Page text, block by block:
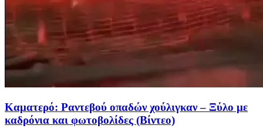
Καματερό: Ραντεβού οπαδών χούλιγκαν – Ξύλο με
καδρόνια και φωτοβολίδες (Βίντεο)